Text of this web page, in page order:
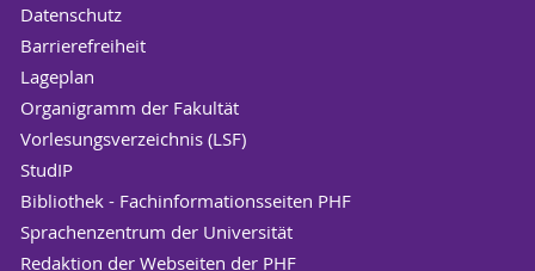
Datenschutz
Barrierefreiheit
Lageplan
Organigramm der Fakultät
Vorlesungsverzeichnis (LSF)
StudIP
Bibliothek - Fachinformationsseiten PHF
Sprachenzentrum der Universität
Redaktion der Webseiten der PHF